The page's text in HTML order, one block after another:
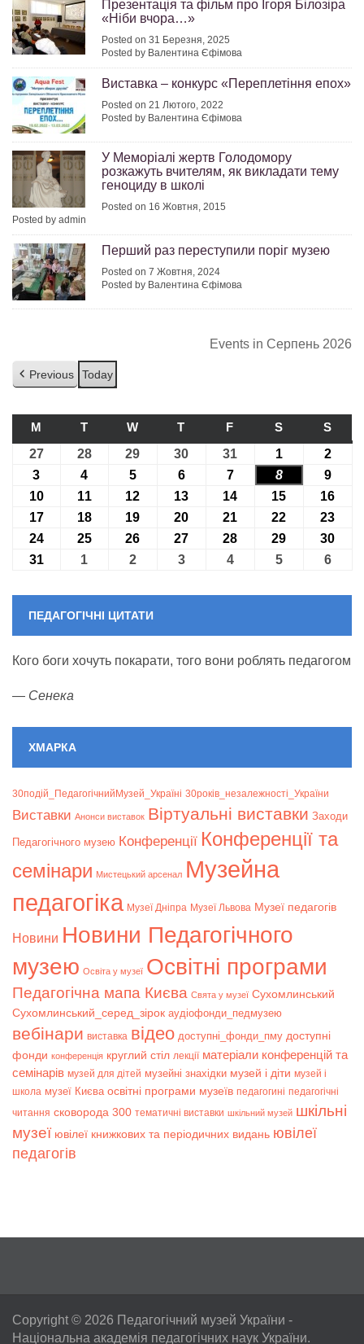
Презентація та фільм про Ігоря Білозіра
«Ніби вчора…»
Posted on 31 Березня, 2025
Posted by Валентина Єфімова
Виставка – конкурс «Переплетіння епох»
Posted on 21 Лютого, 2022
Posted by Валентина Єфімова
У Меморіалі жертв Голодомору
розкажуть вчителям, як викладати тему
геноциду в школі
Posted on 16 Жовтня, 2015
Posted by admin
Перший раз переступили поріг музею
Posted on 7 Жовтня, 2024
Posted by Валентина Єфімова
Events in Серпень 2026
Previous Today
M ПОНЕДІЛОК
T ВІВТОРОК
W СЕРЕДА
T ЧЕТВЕР
F П’ЯТНИЦЯ
S СУБОТА
S
27 27.07.2026
28 28.07.2026
29 29.07.2026
30 30.07.2026
31 31.07.2026
1 01.08.2026
2
3 03.08.2026
4 04.08.2026
5 05.08.2026
6 06.08.2026
7 07.08.2026
8 08.08.2026
9
10 10.08.2026
11 11.08.2026
12 12.08.2026
13 13.08.2026
14 14.08.2026
15 15.08.2026
16
17 17.08.2026
18 18.08.2026
19 19.08.2026
20 20.08.2026
21 21.08.2026
22 22.08.2026
23
24 24.08.2026
25 25.08.2026
26 26.08.2026
27 27.08.2026
28 28.08.2026
29 29.08.2026
30
31 31.08.2026
1 01.09.2026
2 02.09.2026
3 03.09.2026
4 04.09.2026
5 05.09.2026
6
ПЕДАГОГІЧНІ ЦИТАТИ
Кого боги хочуть покарати, того вони роблять педагогом
— Сенека
ХМАРКА
30подій_ПедагогічнийМузей_Україні 30років_незалежності_України
Bиставки Анонси виставок Віртуальні виставки Заходи
Педагогічного музею Конференції Конференції та
семінари Мистецький арсенал Музейна
педагогіка Музеї Дніпра Музеї Львова Музеї педагогів
Новини Новини Педагогічного
музею Освіта у музеї Освітні програми
Педагогічна мапа Києва Свята у музеї Сухомлинський
Сухомлинський_серед_зірок аудіофонди_педмузею
вебінари виставка відео доступні_фонди_пму доступні
фонди конференція круглий стіл лекції матеріали конференцій та
семінарів музей для дітей музейні знахідки музей і діти музей і
школа музеї Києва освітні програми музеїв педагогині педагогічні
читання сковорода 300 тематичні виставки шкільний музей шкільні
музеї ювілеї книжкових та періодичних видань ювілеї
педагогів
Copyright © 2026 Педагогічний музей України -
Національна академія педагогічних наук України.